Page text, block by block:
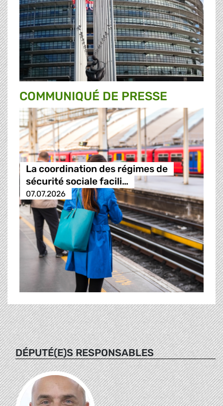
COMMUNIQUÉ DE PRESSE
La coordination des régimes de
sécurité sociale facili…
07.07.2026
DÉPUTÉ(E)S RESPONSABLES